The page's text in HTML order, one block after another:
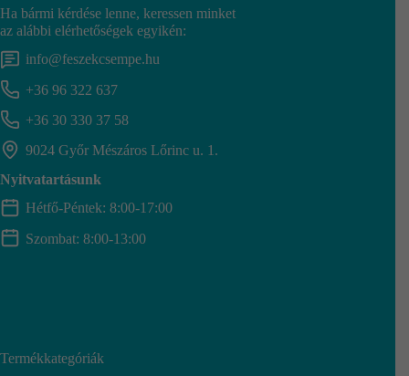
Ha bármi kérdése lenne, keressen minket
az alábbi elérhetőségek egyikén:
info@feszekcsempe.hu
+36 96 322 637
+36 30 330 37 58
9024 Győr Mészáros Lőrinc u. 1.
Nyitvatartásunk
Hétfő-Péntek: 8:00-17:00
Szombat: 8:00-13:00
Termékkategóriák